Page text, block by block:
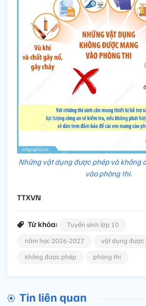
Những vật dụng được phép và không
vào phòng thi.
TTXVN
Từ khóa:
Tuyển sinh lớp 10
năm học 2026-2027
vật dụng được
không được phép
phòng thi
Tin liên quan